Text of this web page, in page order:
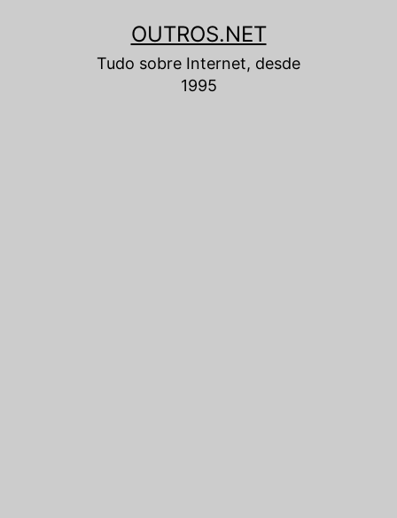
OUTROS.NET
Tudo sobre Internet, desde
1995